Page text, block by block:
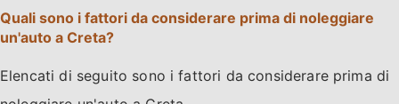
Quali sono i fattori da considerare prima di noleggiare
un'auto a Creta?
Elencati di seguito sono i fattori da considerare prima di